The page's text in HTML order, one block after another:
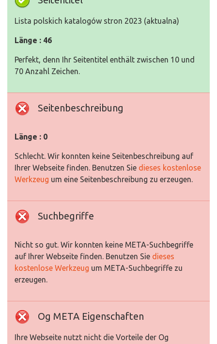
Lista polskich katalogów stron 2023 (aktualna)
Länge : 46
Perfekt, denn Ihr Seitentitel enthält zwischen 10 und
70 Anzahl Zeichen.
Seitenbeschreibung
Länge : 0
Schlecht. Wir konnten keine Seitenbeschreibung auf
Ihrer Webseite finden. Benutzen Sie dieses kostenlose
Werkzeug um eine Seitenbeschreibung zu erzeugen.
Suchbegriffe
Nicht so gut. Wir konnten keine META-Suchbegriffe
auf Ihrer Webseite finden. Benutzen Sie dieses
kostenlose Werkzeug um META-Suchbegriffe zu
erzeugen.
Og META Eigenschaften
Ihre Webseite nutzt nicht die Vorteile der Og